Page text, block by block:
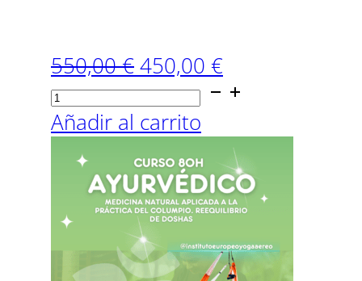
550,00€ El
precio
original
550,00 €.
450,00 €
precio
es:
450,00 €.
Curso
Online
80H
Yoga
Aéreo
Ashtanga
cantidad
Añadir al carrito